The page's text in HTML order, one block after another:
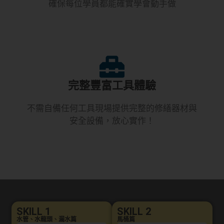
確保每位學員都能確實學會動手做
完整豐富工具體驗
不需自備任何工具現場提供完整的修繕器材與
安全設備，放心實作！
SKILL 1
水管、水龍頭、漏水篇
SKILL 2
馬桶篇